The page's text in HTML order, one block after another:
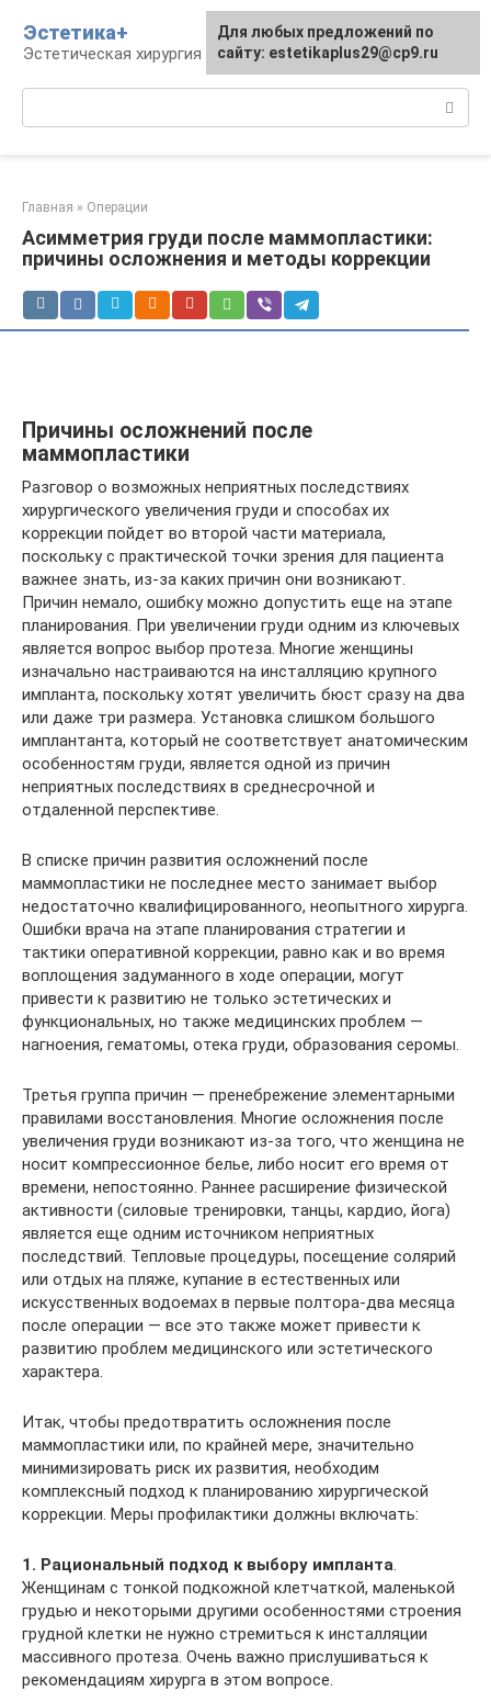
контенту
Эстетика+
Эстетическая хирургия и косметология
Главная » Операции
Асимметрия груди после маммопластики:
причины осложнения и методы коррекции
Причины осложнений после
маммопластики
Разговор о возможных неприятных последствиях
хирургического увеличения груди и способах их
коррекции пойдет во второй части материала,
поскольку с практической точки зрения для пациента
важнее знать, из-за каких причин они возникают.
Причин немало, ошибку можно допустить еще на этапе
планирования. При увеличении груди одним из ключевых
является вопрос выбор протеза. Многие женщины
изначально настраиваются на инсталляцию крупного
импланта, поскольку хотят увеличить бюст сразу на два
или даже три размера. Установка слишком большого
имплантанта, который не соответствует анатомическим
особенностям груди, является одной из причин
неприятных последствиях в среднесрочной и
отдаленной перспективе.
В списке причин развития осложнений после
маммопластики не последнее место занимает выбор
недостаточно квалифицированного, неопытного хирурга.
Ошибки врача на этапе планирования стратегии и
тактики оперативной коррекции, равно как и во время
воплощения задуманного в ходе операции, могут
привести к развитию не только эстетических и
функциональных, но также медицинских проблем —
нагноения, гематомы, отека груди, образования серомы.
Третья группа причин — пренебрежение элементарными
правилами восстановления. Многие осложнения после
увеличения груди возникают из-за того, что женщина не
носит компрессионное белье, либо носит его время от
времени, непостоянно. Раннее расширение физической
активности (силовые тренировки, танцы, кардио, йога)
является еще одним источником неприятных
последствий. Тепловые процедуры, посещение солярий
или отдых на пляже, купание в естественных или
искусственных водоемах в первые полтора-два месяца
после операции — все это также может привести к
развитию проблем медицинского или эстетического
характера.
Итак, чтобы предотвратить осложнения после
маммопластики или, по крайней мере, значительно
минимизировать риск их развития, необходим
комплексный подход к планированию хирургической
коррекции. Меры профилактики должны включать:
1. Рациональный подход к выбору импланта.
Женщинам с тонкой подкожной клетчаткой, маленькой
грудью и некоторыми другими особенностями строения
грудной клетки не нужно стремиться к инсталляции
массивного протеза. Очень важно прислушиваться к
рекомендациям хирурга в этом вопросе.
Для любых предложений по
сайту: estetikaplus29@cp9.ru